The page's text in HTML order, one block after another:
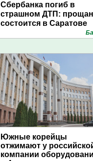
Сбербанка погиб в
страшном ДТП:
состоится в Саратове
Южные корейцы
отжимают у
компании